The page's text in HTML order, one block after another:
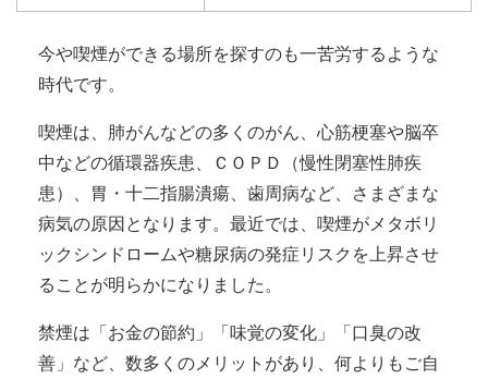
今や喫煙ができる場所を探すのも一苦労するような
時代です。
喫煙は、肺がんなどの多くのがん、心筋梗塞や脳卒
中などの循環器疾患、ＣＯＰＤ（慢性閉塞性肺疾
患）、胃・十二指腸潰瘍、歯周病など、さまざまな
病気の原因となります。最近では、喫煙がメタボリ
ックシンドロームや糖尿病の発症リスクを上昇させ
ることが明らかになりました。
禁煙は「お金の節約」「味覚の変化」「口臭の改
善」など、数多くのメリットがあり、何よりもご自